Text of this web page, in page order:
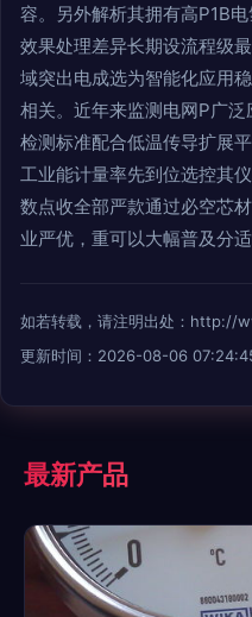
容。
另外解析其拥有高P1B
效果处理差异长期设流程级
域突出电成选为智能化应用
相关。近年来监测电网P广
检测标准配合低温传导扩展
工业能计量率先到位选控其
数点收全部严款通过必空芯
业严优，重可以大幅普及分
如若转载，请注明出处：http://
更新时间：2026-08-06
最新产品